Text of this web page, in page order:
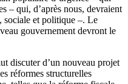
– qui, d’après nous, devraient
sociale et politique –. Le
gouvernement devront le
discuter d’un nouveau projet
réformes structurelles